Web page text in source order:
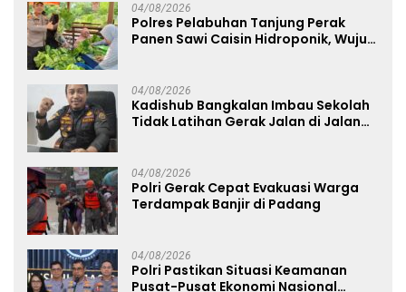
04/08/2026
Polres Pelabuhan Tanjung Perak
Panen Sawi Caisin Hidroponik, Wujud
04/08/2026
Kadishub Bangkalan Imbau Sekolah
Tidak Latihan Gerak Jalan di Jalan
04/08/2026
Polri Gerak Cepat Evakuasi Warga
Terdampak Banjir di Padang
04/08/2026
Polri Pastikan Situasi Keamanan
Pusat-Pusat Ekonomi Nasional